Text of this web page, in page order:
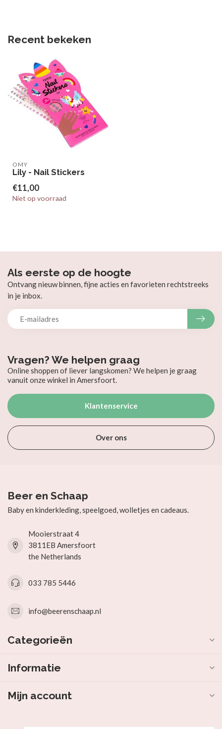
Recent bekeken
OMY
Lily - Nail Stickers
€11,00
Niet op voorraad
Vragen? We helpen graag
Online shoppen of liever langskomen? We helpen je graag
vanuit onze winkel in Amersfoort.
Klantenservice
Over ons
Als eerste op de hoogte
Ontvang nieuw binnen, fijne acties en favorieten rechtstreeks
in je inbox.
Beer en Schaap
Baby en kinderkleding, speelgoed, wolletjes en cadeaus.
Mooierstraat 4
3811EB Amersfoort
the Netherlands
033 785 5446
info@beerenschaap.nl
Categorieën
Informatie
Mijn account